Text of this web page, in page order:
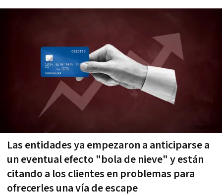
Las entidades ya empezaron a anticiparse a
un eventual efecto "bola de nieve" y están
citando a los clientes en problemas para
ofrecerles una vía de escape